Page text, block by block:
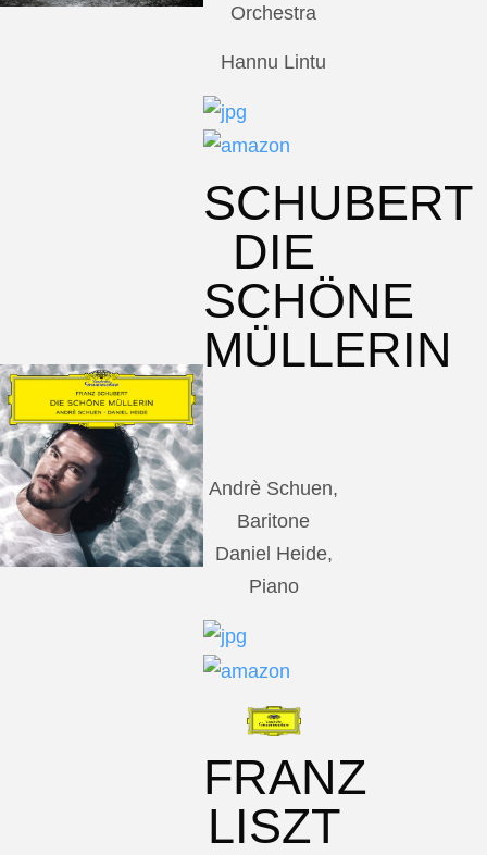
Orchestra
Hannu Lintu
SCHUBERT
DIE
SCHÖNE
MÜLLERIN
Andrè Schuen,
Baritone
Daniel Heide,
Piano
FRANZ
LISZT